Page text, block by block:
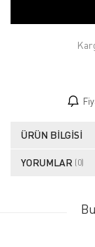
ÜRÜN BILGISI
YORUMLAR (0)